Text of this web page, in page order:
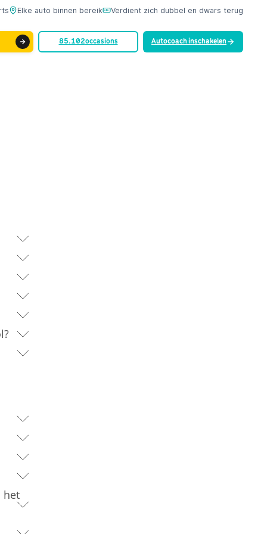
Elke auto binnen bereik Verdient zich dubbel en dwars terug
85.102occasions Autocoach inschakelen
het